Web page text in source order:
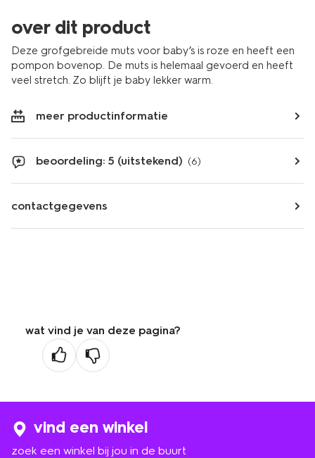
over dit product
Deze grofgebreide muts voor baby’s is roze en heeft een
pompon bovenop. De muts is helemaal gevoerd en heeft
veel stretch. Zo blijft je baby lekker warm.
meer productinformatie
beoordeling: 5 (uitstekend) (6)
contactgegevens
wat vind je van deze pagina?
vind een winkel
zoek een winkel bij jou in de buurt